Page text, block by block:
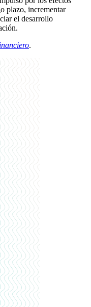
plazo, incrementar
el desarrollo
.